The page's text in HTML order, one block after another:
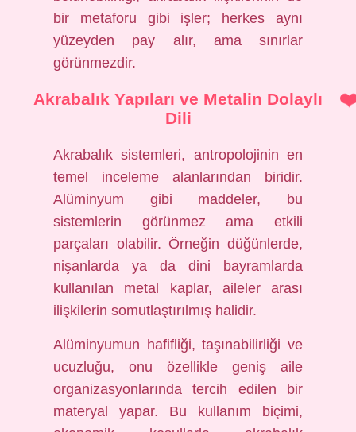
bir metaforu gibi işler; herkes aynı
yüzeyden pay alır, ama sınırlar
görünmezdir.
Akrabalık Yapıları ve Metalin Dolaylı
Dili
Akrabalık sistemleri, antropolojinin en
temel inceleme alanlarından biridir.
Alüminyum gibi maddeler, bu
sistemlerin görünmez ama etkili
parçaları olabilir. Örneğin düğünlerde,
nişanlarda ya da dini bayramlarda
kullanılan metal kaplar, aileler arası
ilişkilerin somutlaştırılmış halidir.
Alüminyumun hafifliği, taşınabilirliği ve
ucuzluğu, onu özellikle geniş aile
organizasyonlarında tercih edilen bir
materyal yapar. Bu kullanım biçimi,